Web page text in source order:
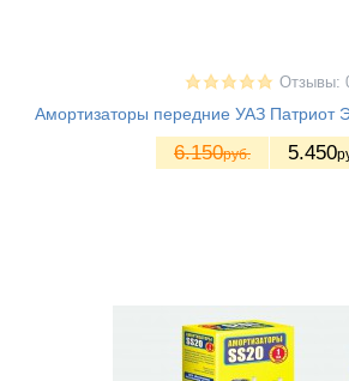
Отзывы:
Амортизаторы передние УАЗ Патриот
6.150руб. 5.450